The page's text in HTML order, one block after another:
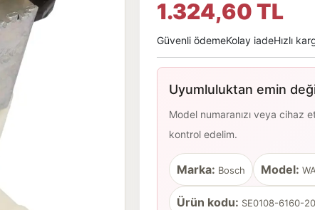
1.324,60 TL
Güvenli ödemeKolay iadeHızlı
Uyumluluktan emin
Model numaranızı veya cihaz
kontrol edelim.
Marka: Bosch Model:
Ürün kodu: SE0108-6160-